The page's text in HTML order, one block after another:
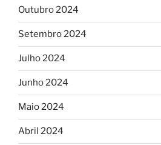
Outubro 2024
Setembro 2024
Julho 2024
Junho 2024
Maio 2024
Abril 2024